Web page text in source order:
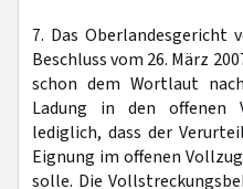
7. Das
Beschluss vom 26. März
schon dem Wortlaut
Ladung in den offenen
lediglich, dass der
Eignung im offenen
solle. Die